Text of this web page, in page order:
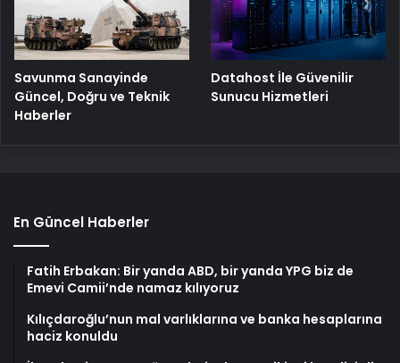
Savunma Sanayinde
Güncel, Doğru ve Teknik
Haberler
Datahost İle Güvenilir
Sunucu Hizmetleri
En Güncel Haberler
Fatih Erbakan: Bir yanda ABD, bir yanda YPG biz de
Emevi Camii’nde namaz kılıyoruz
Kılıçdaroğlu’nun mal varlıklarına ve banka hesaplarına
haciz konuldu